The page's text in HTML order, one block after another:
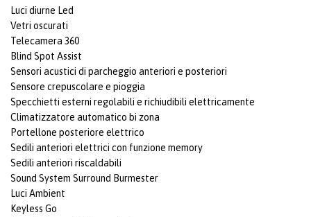
Luci diurne Led
Vetri oscurati
Telecamera 360
Blind Spot Assist
Sensori acustici di parcheggio anteriori e posteriori
Sensore crepuscolare e pioggia
Specchietti esterni regolabili e richiudibili elettricamente
Climatizzatore automatico bi zona
Portellone posteriore elettrico
Sedili anteriori elettrici con funzione memory
Sedili anteriori riscaldabili
Sound System Surround Burmester
Luci Ambient
Keyless Go